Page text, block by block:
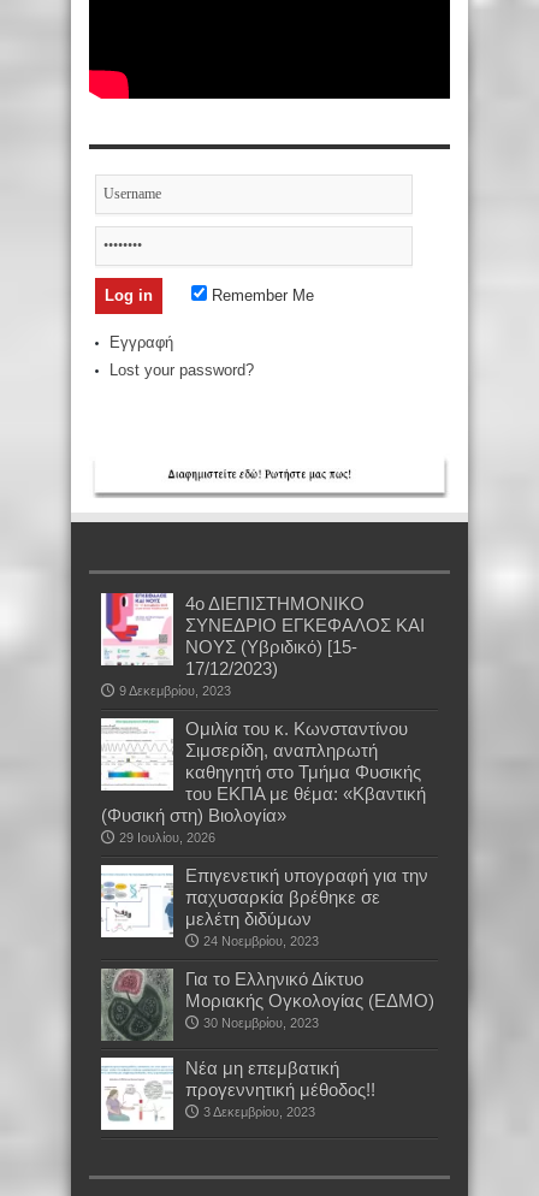
Remember Me
Εγγραφή
Lost your password?
4ο ΔΙΕΠΙΣΤΗΜΟΝΙΚΟ
ΣΥΝΕΔΡΙΟ ΕΓΚΕΦΑΛΟΣ ΚΑΙ
ΝΟΥΣ (Υβριδικό) [15-
17/12/2023)
9 Δεκεμβρίου, 2023
Oμιλία του κ. Κωνσταντίνου
Σιμσερίδη, αναπληρωτή
καθηγητή στο Τμήμα Φυσικής
του ΕΚΠΑ με θέμα: «Κβαντική
(Φυσική στη) Βιολογία»
29 Ιουλίου, 2026
Επιγενετική υπογραφή για την
παχυσαρκία βρέθηκε σε
μελέτη διδύμων
24 Νοεμβρίου, 2023
Για το Ελληνικό Δίκτυο
Μοριακής Ογκολογίας (ΕΔΜΟ)
30 Νοεμβρίου, 2023
Νέα μη επεμβατική
προγεννητική μέθοδος!!
3 Δεκεμβρίου, 2023